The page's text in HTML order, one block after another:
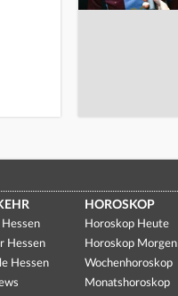
Hessen
Hessen
Hessen
HOROSKOP
Horoskop Heute
Horoskop Morgen
Wochenhoroskop
Monatshoroskop